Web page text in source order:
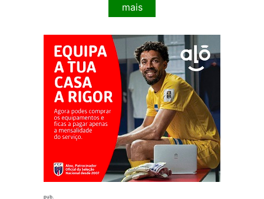
mais
pub.